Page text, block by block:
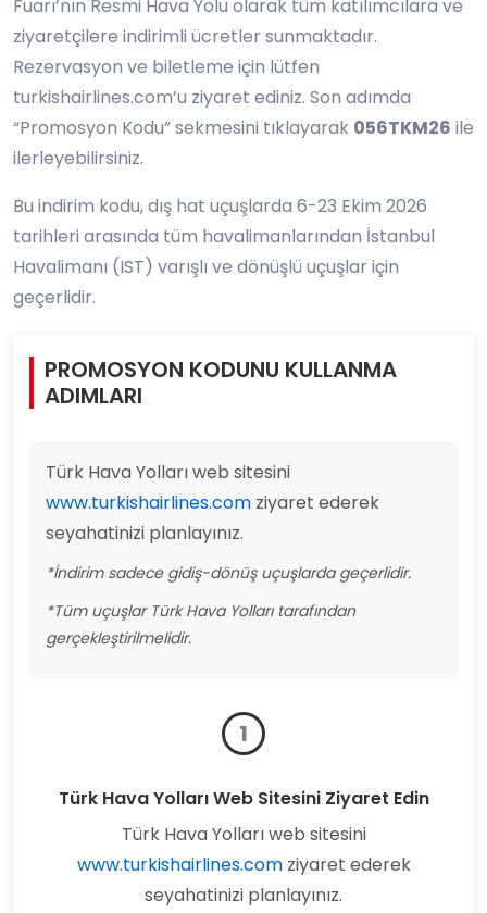
Fuarı’nın Resmi Hava Yolu olarak tüm katılımcılara ve
ziyaretçilere indirimli ücretler sunmaktadır.
Rezervasyon ve biletleme için lütfen
turkishairlines.com’u ziyaret ediniz. Son adımda
“Promosyon Kodu” sekmesini tıklayarak 056TKM26 ile
ilerleyebilirsiniz.
Bu indirim kodu, dış hat uçuşlarda 6-23 Ekim 2026
tarihleri arasında tüm havalimanlarından İstanbul
Havalimanı (IST) varışlı ve dönüşlü uçuşlar için
geçerlidir.
PROMOSYON KODUNU KULLANMA
ADIMLARI
Türk Hava Yolları web sitesini
www.turkishairlines.com ziyaret ederek
seyahatinizi planlayınız.
*İndirim sadece gidiş-dönüş uçuşlarda geçerlidir.
*Tüm uçuşlar Türk Hava Yolları tarafından
gerçekleştirilmelidir.
1
Türk Hava Yolları Web Sitesini Ziyaret Edin
Türk Hava Yolları web sitesini
www.turkishairlines.comziyaret ederek
seyahatinizi planlayınız.